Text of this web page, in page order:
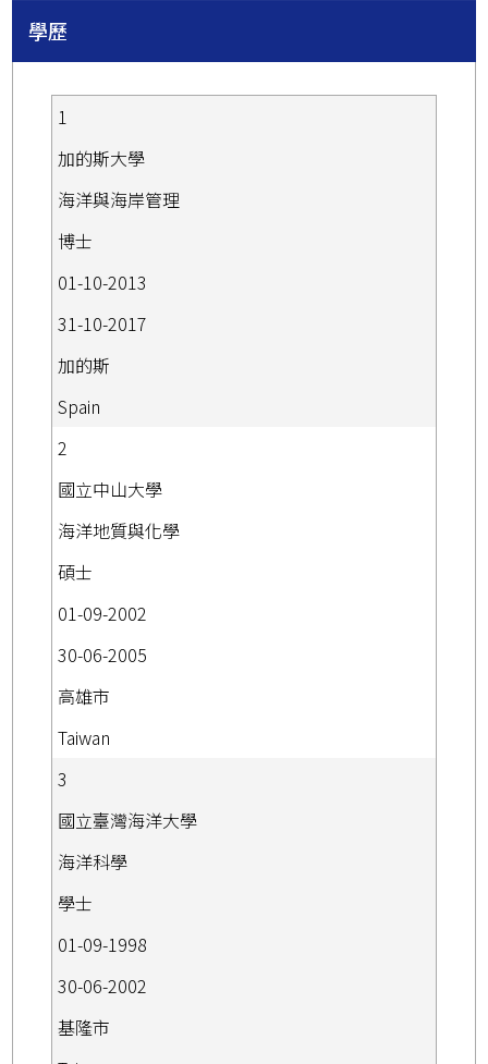
學歷
1
加的斯大學
海洋與海岸管理
博士
01-10-2013
31-10-2017
加的斯
Spain
2
國立中山大學
海洋地質與化學
碩士
01-09-2002
30-06-2005
高雄市
Taiwan
3
國立臺灣海洋大學
海洋科學
學士
01-09-1998
30-06-2002
基隆市